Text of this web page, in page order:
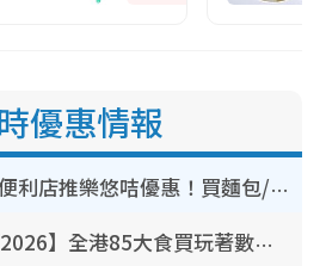
優惠情報
長者優惠｜OK便利店推樂悠咭優惠！買麵包/牛奶/保健品拍卡即減
【8月生日優惠2026】全港85大食買玩著數攻略 自助餐/火鍋放題同行免費＋誠品/DONKI送現金券